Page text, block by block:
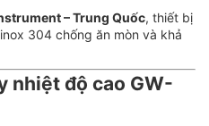
– Trung Quốc, thiết bị
304 chống ăn mòn và khả
nhiệt độ cao GW-